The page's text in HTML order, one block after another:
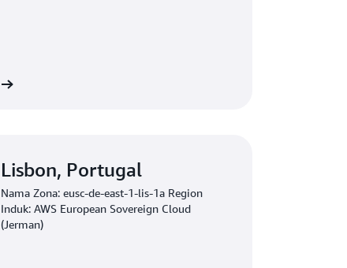
Lisbon, Portugal
Nama Zona: eusc-de-east-1-lis-1a Region
Induk: AWS European Sovereign Cloud
(Jerman)